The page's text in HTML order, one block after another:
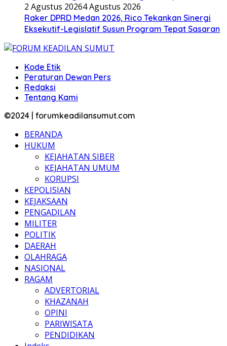
2 Agustus 20264 Agustus 2026
Raker DPRD Medan 2026, Rico Tekankan Sinergi
Eksekutif-Legislatif Susun Program Tepat Sasaran
Kode Etik
Peraturan Dewan Pers
Redaksi
Tentang Kami
©2024 | forumkeadilansumut.com
BERANDA
HUKUM
KEJAHATAN SIBER
KEJAHATAN UMUM
KORUPSI
KEPOLISIAN
KEJAKSAAN
PENGADILAN
MILITER
POLITIK
DAERAH
OLAHRAGA
NASIONAL
RAGAM
ADVERTORIAL
KHAZANAH
OPINI
PARIWISATA
PENDIDIKAN